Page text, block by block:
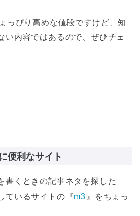
っぴり高めな値段ですけど、知
い内容ではあるので、ぜひチェ
便利なサイト
書くときの記事ネタを探した
ているサイトの『m3 』をちょっ